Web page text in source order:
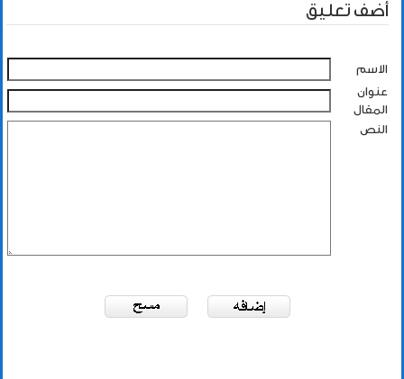
أضف تعليق
الاسم
عنوان
المقال
النص